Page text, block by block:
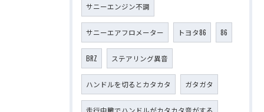
サニーエンジン不調
サニーエアフロメーター トヨタ86 86
BRZ ステアリング異音
ハンドルを切るとカタカタ ガタガタ
走行中轍でハンドルがカタカタ音がする